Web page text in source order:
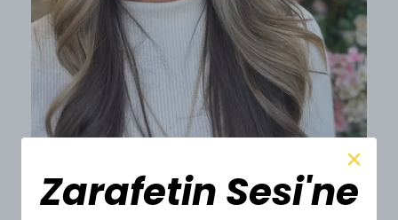
Zarafetin Sesi'ne